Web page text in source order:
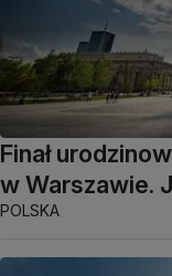
Finał
w Warszawie.
POLSKA